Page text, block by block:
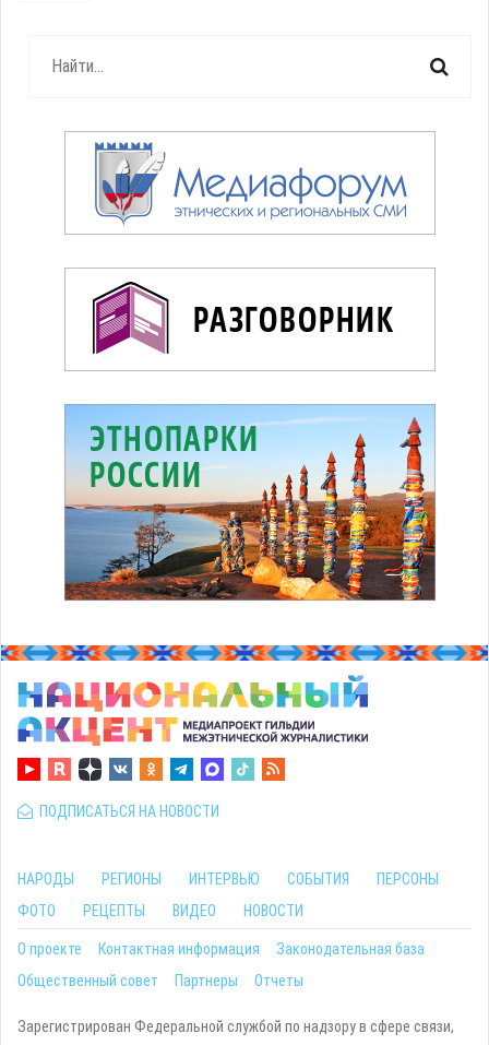
ПОДПИСАТЬСЯ НА НОВОСТИ
НАРОДЫ РЕГИОНЫ ИНТЕРВЬЮ СОБЫТИЯ
ПЕРСОНЫ
ФОТО
РЕЦЕПТЫ ВИДЕО НОВОСТИ
О проекте Контактная информация
Законодательная база
Общественный совет
Партнеры Отчеты
Зарегистрирован Федеральной службой по надзору в сфере связи,